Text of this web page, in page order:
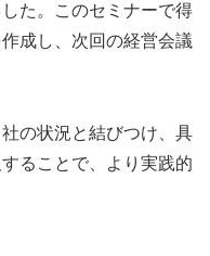
た。このセミナーで得
成し、次回の経営会議
の状況と結びつけ、具
ることで、より実践的